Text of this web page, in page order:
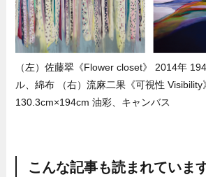
（左）佐藤翠《Flower closet》 2014年
ル、綿布 （右）流麻二果《可視性
130.3cm×194cm 油彩、キャンバス
こんな記事も読まれていま